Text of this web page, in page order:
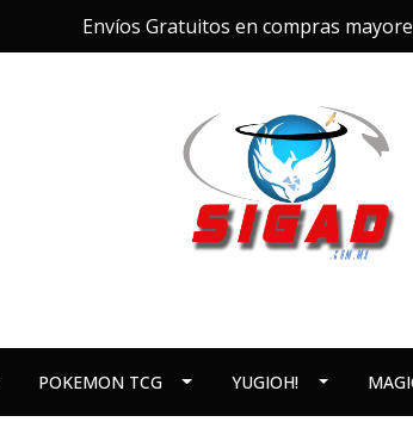
Envíos Gratuitos en compras
POKEMON TCG YUGIOH!